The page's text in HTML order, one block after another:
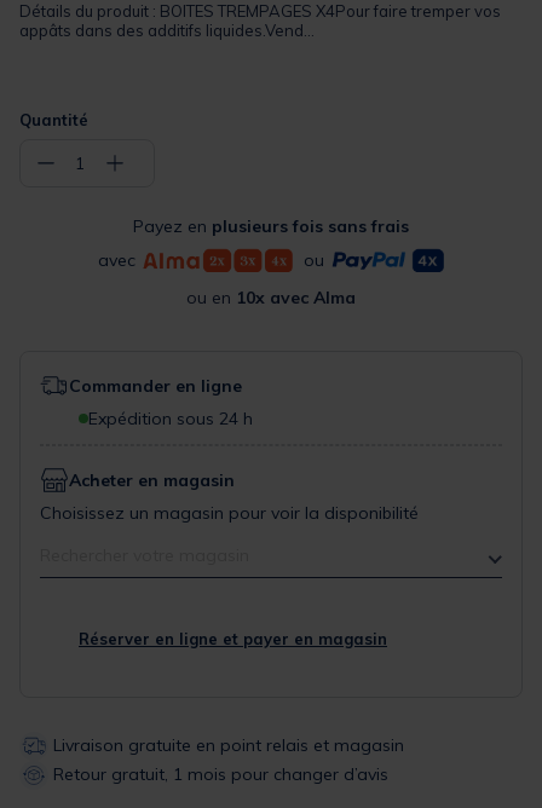
Détails du produit : BOITES TREMPAGES X4Pour faire tremper vos
appâts dans des additifs liquides.Vend...
Quantité
− 1 +
Payez en plusieurs fois sans frais
avec
ou
ou en 10x avec Alma
Commander en ligne
Expédition sous 24 h
Acheter en magasin
Choisissez un magasin pour voir la disponibilité
Réserver en ligne et payer en magasin
Livraison gratuite en point relais et magasin
Retour gratuit, 1 mois pour changer d’avis